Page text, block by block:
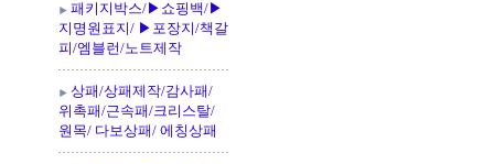
패키지박스/▶쇼핑백/▶
지명원표지/ ▶포장지/책갈
피/엠블런/노트제작
상패/상패제작/감사패/
위촉패/근속패/크리스탈/
원목/ 다보상패/ 에칭상패